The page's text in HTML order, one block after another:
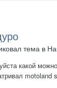
тема в
какой
motoland